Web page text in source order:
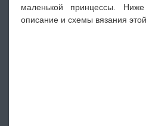
маленькой принцессы. Ниже
описание и схемы вязания этой